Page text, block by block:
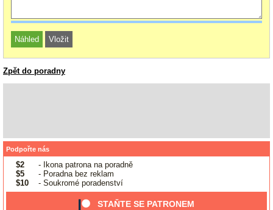
Zpět do poradny
Podpořte nás
$2
- Ikona patrona na poradně
$5
- Poradna bez reklam
$10
- Soukromé poradenství
STAŇTE SE PATRONEM